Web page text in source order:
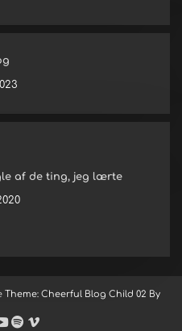
af de ting, jeg lærte
Theme: Cheerful Blog Child 02 By